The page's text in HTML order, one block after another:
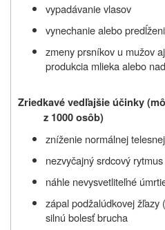
vypadávanie vlasov
vynechanie alebo
zmeny prsníkov u mužov
produkcia mlieka alebo
Zriedkavé vedľajšie účinky
z 1000 osôb)
zníženie normálnej
nezvyčajný srdcový rytmus
náhle nevysvetliteľné
zápal podžalúdkovej žľazy
silnú bolesť brucha